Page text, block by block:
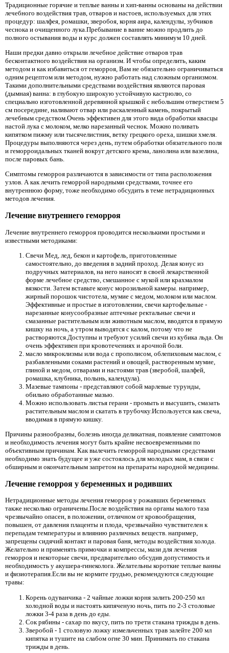
Традиционные горячие и теплые ванны и хип-ванны основаны на действии
лечебного воздействия трав, отваров и настоев, используемых для этих
процедур: шалфея, ромашки, зверобоя, корня аира, календулы, зубчиков
чеснока и очищенного лука.Пребывание в ванне можно продлить до
полного остывания воды и курс должен составлять минимум 10 дней.
Наши предки давно открыли лечебное действие отваров трав
бесконтактного воздействия на организм. И чтобы определить, каким
методом и как избавиться от геморроя, Вам не обязательно ограничиваться
одним рецептом или методом, нужно работать над сложным организмом.
Такими дополнительными средствами воздействия являются паровая
(дымная) ванна: в глубокую широкую устойчивую кастрюлю, со
специально изготовленной деревянной крышкой с небольшим отверстием 5
см посередине, наливают отвар или раскаленный камень, покрытый
лечебным средством.Очень эффективен для этого вида обработки квасцы
настой лука с молоком, мелко нарезанный чеснок. Можно поливать
кипятком пижму или тысячелистник, ветку грецкого ореха, шишки хмеля.
Процедуры выполняются через день, путем обработки обязательного поля
и геморроидальных тканей вокруг детского крема, ланолина или вазелина,
после паровых бань.
Симптомы геморроя различаются в зависимости от типа расположения
узлов. А как лечить геморрой народными средствами, точнее его
внутреннюю форму, тоже необходимо обсудить в теме нетрадиционных
методов лечения.
Лечение внутреннего геморроя
Лечение внутреннего геморроя проводится несколькими простыми и
известными методиками:
Свечи Мед, лед, бекон и картофель, приготовленные
самостоятельно, до введения в задний проход. Делая конус из
подручных материалов, на него наносят в своей лекарственной
форме лечебное средство, смешанное с мукой или крахмалом
вязкости. Затем вставьте конус морозильной камеры. например,
жирный порошок чистотела, мумие с медом, молоком или маслом.
Эффективные и простые в изготовлении, свечи картофельные -
нарезанные конусообразные аптечные ректальные свечи и
смазанные растительным или животным маслом, вводятся в прямую
кишку на ночь, а утром выводятся с калом, потому что не
растворяются.Доступны и требуют усилий свечи из кубика льда. Он
очень эффективен при кровотечениях и арочной боли.
масло микроклизмы или вода с прополисом, облепиховым маслом, с
разбавленными соками растений и овощей, растворенным мумие,
глиной и медом, отварами и настоями трав (зверобой, шалфей,
ромашка, клубника, полынь, календула).
Мазевые тампоны - представляют собой марлевые турунды,
обильно обработанные мазью.
Можно использовать листья герани - промыть и высушить, смазать
растительным маслом и скатать в трубочку.Используется как свеча,
вводимая в прямую кишку.
Причины разнообразны, болезнь иногда деликатная, появление симптомов
и необходимость лечения могут быть крайне несвоевременными по
объективным причинам. Как вылечить геморрой народными средствами
необходимо знать будущее и уже состоялось для молодых мам, в связи с
обширным и окончательным запретом на препараты народной медицины.
Лечение геморроя у беременных и родивших
Нетрадиционные методы лечения геморроя у рожавших беременных
также несколько ограничены.После воздействия на органы малого таза
чрезвычайно опасен, в положении, отличном от кровообращения,
повышен, от давления плаценты и плода, чрезвычайно чувствителен к
перепадам температуры и влиянию различных веществ. например,
запрещены сидячий контакт и паровая баня, методы воздействия холода.
Желательно и применять примочки и компрессы, мази для лечения
геморроя и некоторые свечи, предварительно обсудив допустимость и
необходимость у акушера-гинеколога. Желательны короткие теплые ванны
и физиотерапия.Если вы не кормите грудью, рекомендуются следующие
травы:
Корень одуванчика - 2 чайные ложки корня залить 200-250 мл
холодной воды и настоять кипяченую ночь, пить по 2-3 столовые
ложки 3-4 раза в день до еды.
Сок рябины - сахар по вкусу, пить по трети стакана трижды в день.
Зверобой - 1 столовую ложку измельченных трав залейте 200 мл
кипятка и тушите на слабом огне 30 мин. Принимать по стакана
трижды в день.